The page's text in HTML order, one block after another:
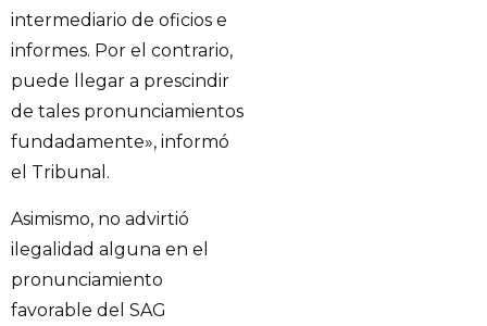
intermediario de oficios e
informes. Por el contrario,
puede llegar a prescindir
de tales pronunciamientos
fundadamente», informó
el Tribunal.
Asimismo, no advirtió
ilegalidad alguna en el
pronunciamiento
favorable del SAG